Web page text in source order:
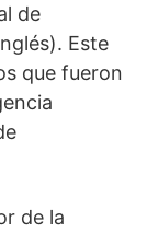
de
Este
que fueron
de la